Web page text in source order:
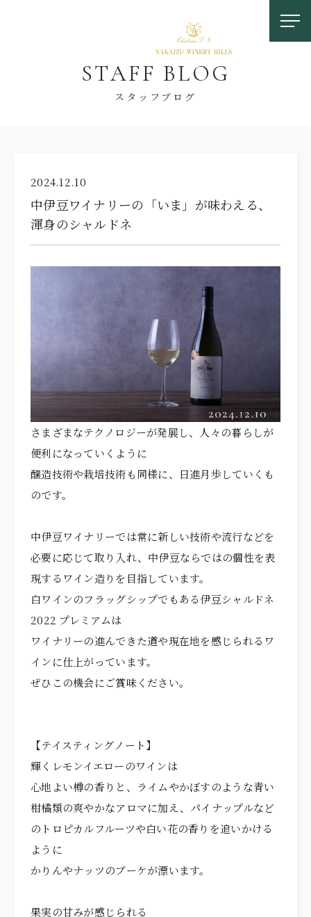
0558-83-5116
TOP
BRIDAL FAIR相談会
WEDDING & PHOTO PLAN
ウエディングプラン
REPORTカップルレポート
SCHEDULE
PARTY 会場
CEREMONY挙式
DRESS ドレス
ITEMSアイテム
CUISINEお料理
ACCESS アクセス
プライバシーポリシー
サイトマップ
STAFF BLOG
スタッフブログ
2024.12.10
中伊豆ワイナリーの「いま」が味わえる、
渾身のシャルドネ
さまざまなテクノロジーが発展し、人々の暮らしが
便利になっていくように
醸造技術や栽培技術も同様に、日進月歩していくも
のです。
中伊豆ワイナリーでは常に新しい技術や流行などを
必要に応じて取り入れ、中伊豆ならではの個性を表
現するワイン造りを目指しています。
白ワインのフラッグシップでもある伊豆シャルドネ
2022 プレミアムは
ワイナリーの進んできた道や現在地を感じられるワ
インに仕上がっています。
ぜひこの機会にご賞味ください。
【テイスティングノート】
輝くレモンイエローのワインは
心地よい樽の香りと、ライムやかぼすのような青い
柑橘類の爽やかなアロマに加え、パイナップルなど
のトロピカルフルーツや白い花の香りを追いかける
ように
かりんやナッツのブーケが漂います。
果実の甘みが感じられる